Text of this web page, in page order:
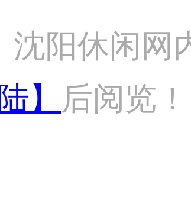
沈阳休闲网
陆】
后阅览！